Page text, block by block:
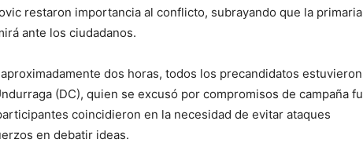
restaron importancia al conflicto, subrayando que la
ante los ciudadanos.
dos horas, todos los precandidatos estuvieron
(DC), quien se excusó por compromisos de campaña
coincidieron en la necesidad de evitar ataques
en debatir ideas.